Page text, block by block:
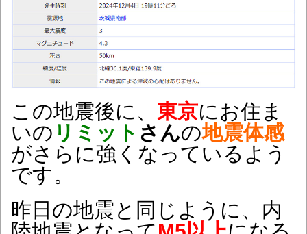
この地震後に、 東京にお住ま
いの リミット さんの地震体感
がさらに強くなっているよう
です。
昨日の地震と同じように、内